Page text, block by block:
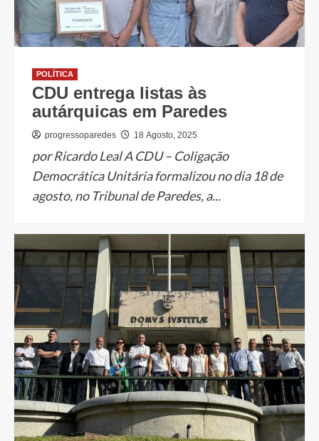
POLÍTICA
CDU entrega listas às
autárquicas em Paredes
progressoparedes 18 Agosto, 2025
por Ricardo Leal A CDU – Coligação
Democrática Unitária formalizou no dia 18 de
agosto, no Tribunal de Paredes, a...